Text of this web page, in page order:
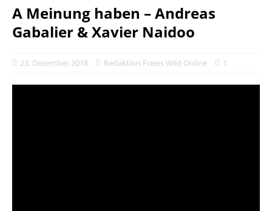
A Meinung haben – Andreas
Gabalier & Xavier Naidoo
23. Dezember 2018 Redaktion Freies Wild Online 1